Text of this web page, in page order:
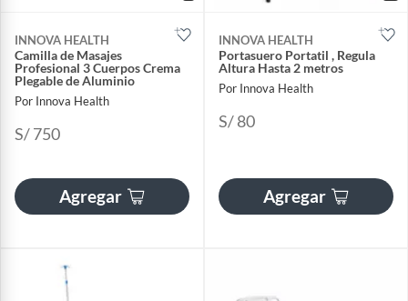
INNOVA HEALTH
Camilla de Masajes
Profesional 3 Cuerpos Crema
Plegable de Aluminio
Por Innova Health
S/ 750
Agregar
INNOVA HEALTH
Portasuero Portatil , Regula
Altura Hasta 2 metros
Por Innova Health
S/ 80
Agregar